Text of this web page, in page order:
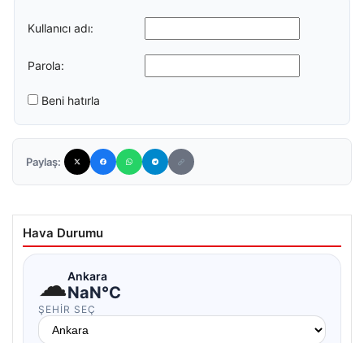
Kullanıcı adı:
Parola:
Beni hatırla
Paylaş:
Hava Durumu
☁Ankara
NaN°C
ŞEHIR SEÇ